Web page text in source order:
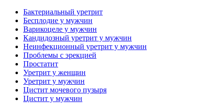
Бактериальный уретрит
Бесплодие у мужчин
Варикоцеле у мужчин
Кандидозный уретрит у мужчин
Неинфекционный уретрит у мужчин
Проблемы с эрекцией
Простатит
Уретрит у женщин
Уретрит у мужчин
Цистит мочевого пузыря
Цистит у мужчин